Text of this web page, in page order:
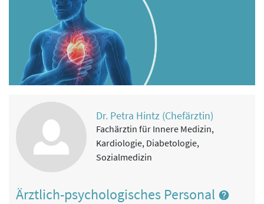
Dr. Petra Hintz (Chefärztin)
Fachärztin für Innere Medizin,
Kardiologie, Diabetologie,
Sozialmedizin
Ärztlich-psychologisches Personal